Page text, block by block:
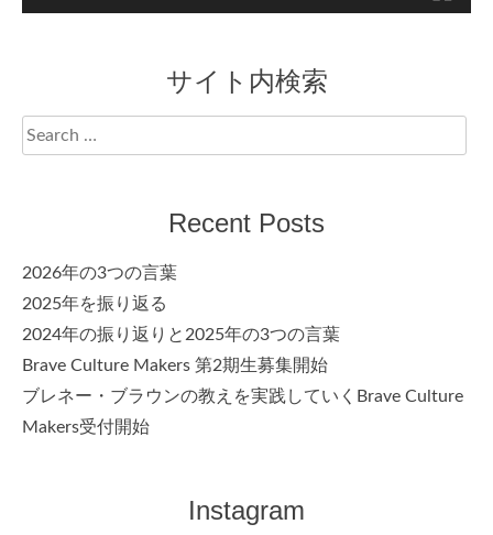
サイト内検索
Search
for:
Recent Posts
2026年の3つの言葉
2025年を振り返る
2024年の振り返りと2025年の3つの言葉
Brave Culture Makers 第2期生募集開始
ブレネー・ブラウンの教えを実践していくBrave Culture
Makers受付開始
Instagram